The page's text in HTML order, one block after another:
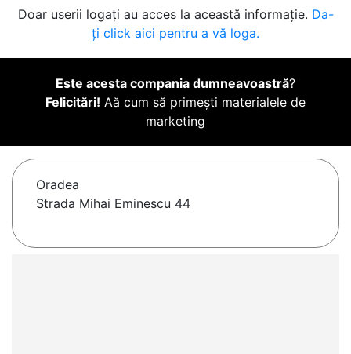
Doar userii logați au acces la această informație. Da-
ți click aici pentru a vă loga.
Este acesta compania dumneavoastră?
Felicitări! Aă cum să primești materialele de
marketing
Oradea
Strada Mihai Eminescu 44